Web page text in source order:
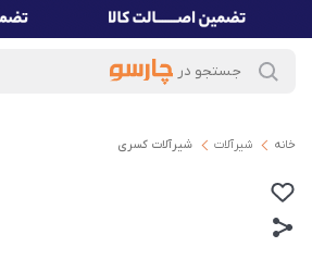
خانه شیرآلات شیرآلات کسری